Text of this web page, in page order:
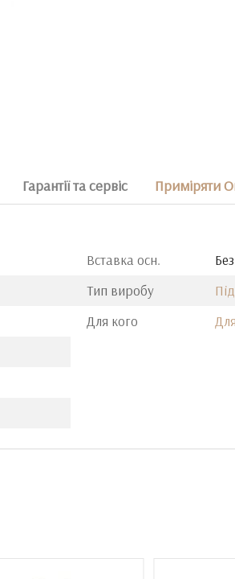
Гарантії та сервіс Приміряти
Вставка осн.
Тип виробу
Для кого